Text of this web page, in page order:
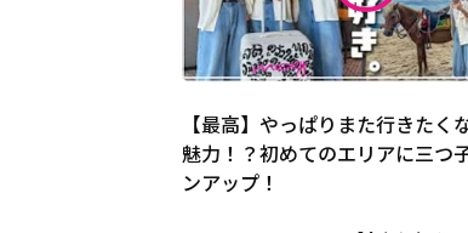
【最高】やっぱりまた行きたく
魅力！？初めてのエリアに三つ
ンアップ！